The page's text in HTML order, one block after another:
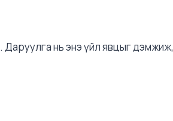
. Даруулга нь энэ үйл явцыг дэмжиж,